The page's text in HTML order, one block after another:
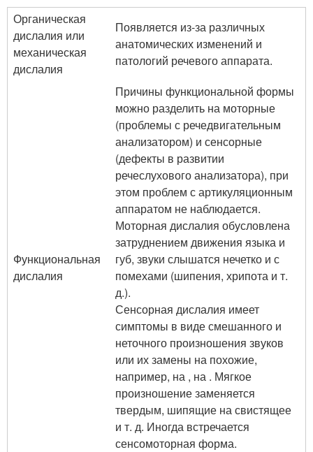
Органическая
дислалия или
механическая
дислалия
Появляется из-за различных
анатомических изменений и
патологий речевого аппарата.
Функциональная
дислалия
Причины функциональной формы
можно разделить на моторные
(проблемы с речедвигательным
анализатором) и сенсорные
(дефекты в развитии
речеслухового анализатора), при
этом проблем с артикуляционным
аппаратом не наблюдается.
Моторная дислалия обусловлена
затруднением движения языка и
губ, звуки слышатся нечетко и с
помехами (шипения, хрипота и т.
д.).
Сенсорная дислалия имеет
симптомы в виде смешанного и
неточного произношения звуков
или их замены на похожие,
например, на , на . Мягкое
произношение заменяется
твердым, шипящие на свистящее
и т. д. Иногда встречается
сенсомоторная форма.